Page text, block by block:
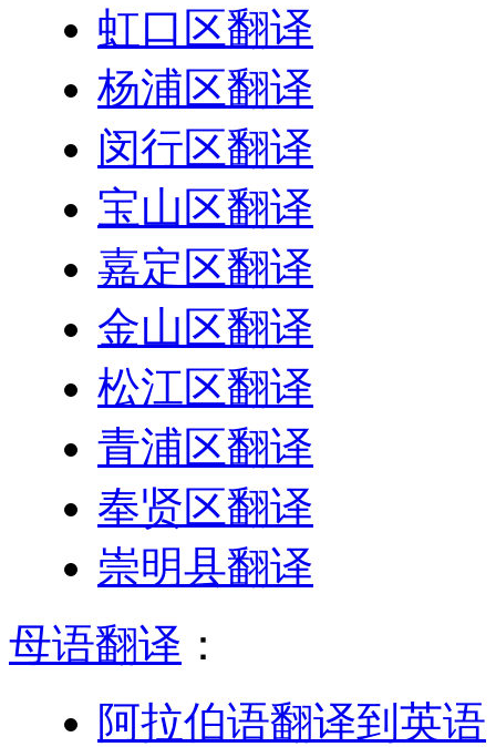
虹口区翻译
杨浦区翻译
闵行区翻译
宝山区翻译
嘉定区翻译
金山区翻译
松江区翻译
青浦区翻译
奉贤区翻译
崇明县翻译
母语翻译 ：
阿拉伯语翻译到英语